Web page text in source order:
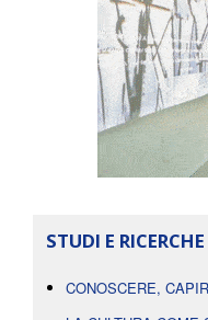
STUDI E RICERCHE
CONOSCERE,